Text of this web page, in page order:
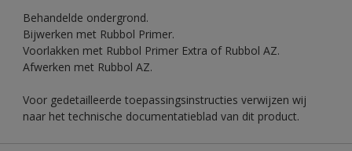
Behandelde ondergrond.
Bijwerken met Rubbol Primer.
Voorlakken met Rubbol Primer Extra of Rubbol AZ.
Afwerken met Rubbol AZ.
Voor gedetailleerde toepassingsinstructies verwijzen wij
naar het technische documentatieblad van dit product.